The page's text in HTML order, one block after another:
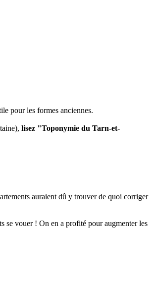
pour les formes anciennes.
lisez "Toponymie du Tarn-et-
auraient dû y trouver de quoi corriger
se vouer ! On en a profité pour augmenter les